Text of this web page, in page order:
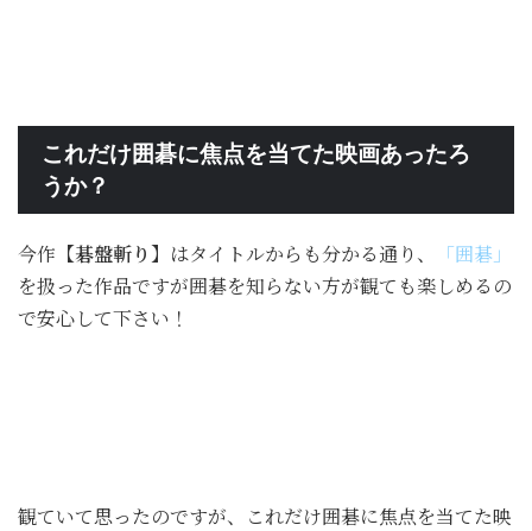
これだけ囲碁に焦点を当てた映画あったろ
うか？
今作 【碁盤斬り】 はタイトルからも分かる通り、
「囲碁」
を扱った作品ですが囲碁を知らない方が観ても楽しめるの
で安心して下さい！
観ていて思ったのですが、これだけ囲碁に焦点を当てた映